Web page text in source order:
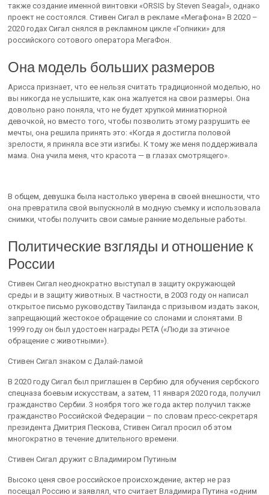
также создание именной винтовки «ORSIS by Steven Seagal», однако
проект не состоялся. Стивен Сигал в рекламе «Мегафона» В 2020 –
2020 годах Сигал снялся в рекламном цикле «Гопники» для
российского сотового оператора МегаФон.
Она модель больших размеров
Арисса признает, что ее нельзя считать традиционной моделью, но
вы никогда не услышите, как она жалуется на свои размеры. Она
довольно рано поняла, что не будет хрупкой миниатюрной
девочкой, но вместо того, чтобы позволить этому разрушить ее
мечты, она решила принять это: «Когда я достигла половой
зрелости, я приняла все эти изгибы. К тому же меня поддерживала
мама. Она учила меня, что красота — в глазах смотрящего».
В общем, девушка была настолько уверена в своей внешности, что
она превратила свой выпускнолй в модную съемку и использовала
снимки, чтобы получить свои самые ранние модельные работы.
Политические взгляды и отношение к
России
Стивен Сигал неоднократно выступал в защиту окружающей
среды и в защиту животных. В частности, в 2003 году он написал
открытое письмо руководству Таиланда с призывом издать закон,
запрещающий жестокое обращение со слонами и слонятами. В
1999 году он был удостоен награды PETA («Люди за этичное
обращение с животными»).
Стивен Сигал знаком с Далай-ламой
В 2020 году Сигал был приглашен в Сербию для обучения сербского
спецназа боевым искусствам, а затем, 11 января 2020 года, получил
гражданство Сербии. 3 ноября того же года актер получил также
гражданство Российской Федерации – по словам пресс-секретаря
президента Дмитрия Пескова, Стивен Сигал просил об этом
многократно в течение длительного времени.
Стивен Сигал дружит с Владимиром Путиным
Высоко ценя свое российское происхождение, актер не раз
посещал Россию и заявлял, что считает Владимира Путина «одним